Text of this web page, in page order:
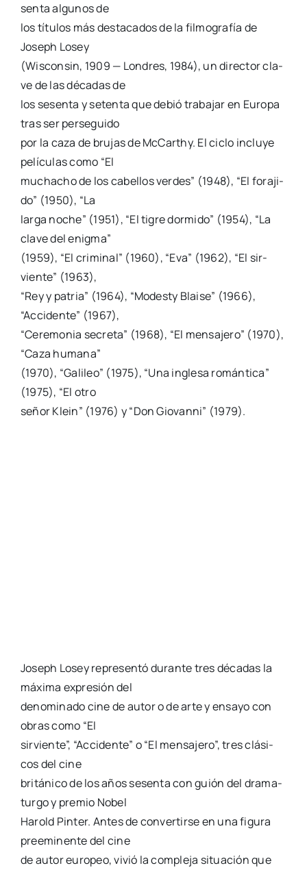
sen­ta algu­nos de
los títu­los más des­ta­ca­dos de la fil­mo­gra­fía de
Joseph Losey
(Wis­con­sin, 1909 — Lon­dres, 1984), un direc­tor cla­
ve de las déca­das de
los sesen­ta y seten­ta que debió tra­ba­jar en Euro­pa
tras ser per­se­gui­do
por la caza de bru­jas de McCarthy. El ciclo inclu­ye
pelí­cu­las como “El
mucha­cho de los cabe­llos ver­des” (1948), “El fora­ji­
do” (1950), “La
lar­ga noche” (1951), “El tigre dor­mi­do” (1954), “La
cla­ve del enig­ma”
(1959), “El cri­mi­nal” (1960), “Eva” (1962), “El sir­
vien­te” (1963),
“Rey y patria” (1964), “Modesty Blai­se” (1966),
“Acci­den­te” (1967),
“Cere­mo­nia secre­ta” (1968), “El men­sa­je­ro” (1970),
“Caza huma­na”
(1970), “Gali­leo” (1975), “Una ingle­sa román­ti­ca”
(1975), “El otro
señor Klein” (1976) y “Don Gio­van­ni” (1979).
Joseph Losey repre­sen­tó duran­te tres déca­das la
máxi­ma expre­sión del
deno­mi­na­do cine de autor o de arte y ensa­yo con
obras como “El
sir­vien­te”, “Acci­den­te” o “El men­sa­je­ro”, tres clá­si­
cos del cine
bri­tá­ni­co de los años sesen­ta con guión del dra­ma­
tur­go y pre­mio Nobel
Harold Pin­ter. Antes de con­ver­tir­se en una figu­ra
pre­emi­nen­te del cine
de autor euro­peo, vivió la com­ple­ja situa­ción que